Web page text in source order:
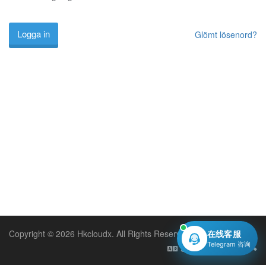
Glömt lösenord?
Copyright © 2026 Hkcloudx. All Rights Reserved.
Svenska
在线客服
Telegram 咨询